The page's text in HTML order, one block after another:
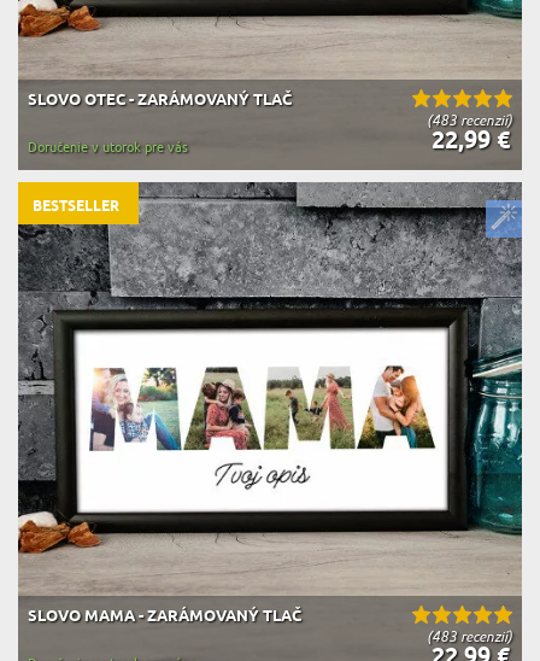
(483 recenzií)
SLOVO OTEC - ZARÁMOVANÝ TLAČ
22,99 €
Doručenie v utorok pre vás
(483 recenzií)
SLOVO MAMA - ZARÁMOVANÝ TLAČ
BESTSELLER